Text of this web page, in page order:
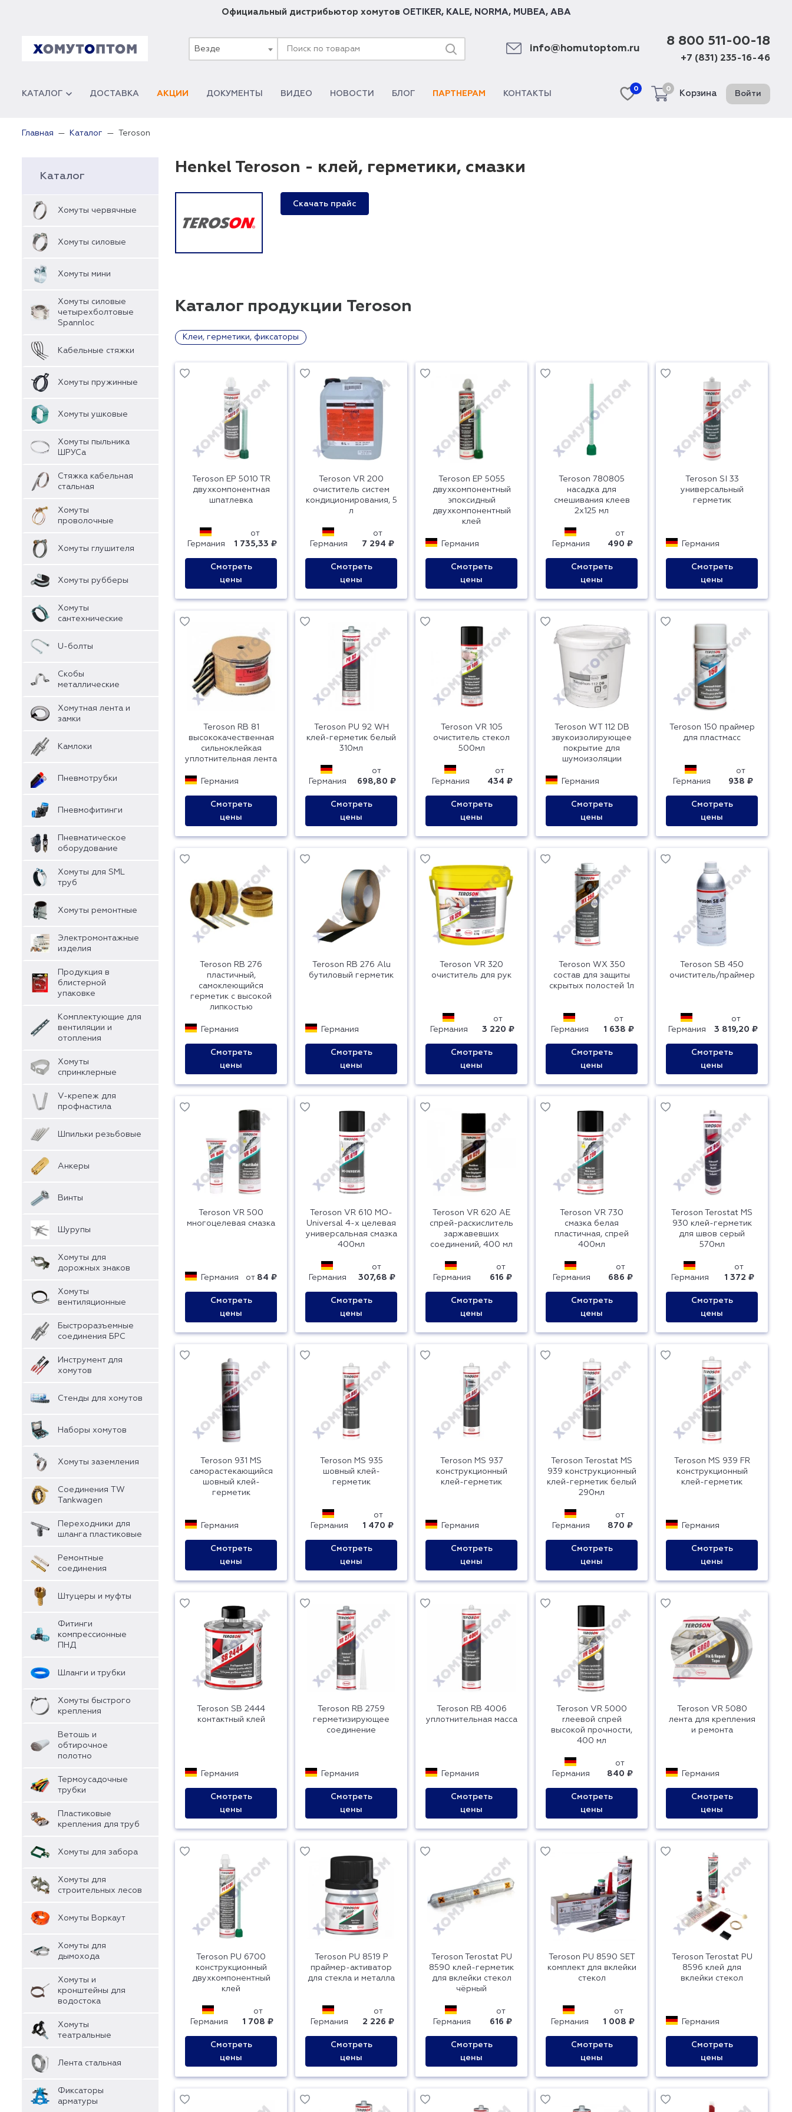
Официальный дистрибьютор хомутов OETIKER, KALE, NORMA, MUBEA, ABA
Везде info@homutoptom.ru
8 800 511-00-18
+7 (831) 235-16-46
КАТАЛОГ ДОСТАВКА АКЦИИ ДОКУМЕНТЫ ВИДЕО НОВОСТИ БЛОГ ПАРТНЕРАМ КОНТАКТЫ
0 0
Корзина Войти
Главная Каталог Teroson
Каталог
Хомуты червячные
Хомуты силовые
Хомуты мини
Хомуты силовые
четырехболтовые
Spannloc
Кабельные стяжки
Хомуты пружинные
Хомуты ушковые
Хомуты пыльника
ШРУСа
Стяжка кабельная
стальная
Хомуты
проволочные
Хомуты глушителя
Хомуты рубберы
Хомуты
сантехнические
U-болты
Скобы
металлические
Хомутная лента и
замки
Камлоки
Пневмотрубки
Пневмофитинги
Пневматическое
оборудование
Хомуты для SML
труб
Хомуты ремонтные
Электромонтажные
изделия
Продукция в
блистерной
упаковке
Комплектующие для
вентиляции и
отопления
Хомуты
спринклерные
V-крепеж для
профнастила
Шпильки резьбовые
Анкеры
Винты
Шурупы
Хомуты для
дорожных знаков
Хомуты
вентиляционные
Быстроразъемные
соединения БРС
Инструмент для
хомутов
Стенды для хомутов
Наборы хомутов
Хомуты заземления
Соединения TW
Tankwagen
Переходники для
шланга пластиковые
Ремонтные
соединения
Штуцеры и муфты
Фитинги
компрессионные
ПНД
Шланги и трубки
Хомуты быстрого
крепления
Ветошь и
обтирочное
полотно
Термоусадочные
трубки
Пластиковые
крепления для труб
Хомуты для забора
Хомуты для
строительных лесов
Хомуты Воркаут
Хомуты для
дымохода
Хомуты и
кронштейны для
водостока
Хомуты
театральные
Лента стальная
Фиксаторы
арматуры
Henkel Teroson - клей, герметики, смазки
Скачать прайс
Каталог продукции Teroson
Клеи, герметики, фиксаторы
Teroson EP 5010 TR
двухкомпонентная
шпатлевка
Германия
от
1 735,33 ₽
Смотреть
цены
Teroson VR 200
очиститель систем
кондиционирования, 5
л
Германия
от
7 294 ₽
Смотреть
цены
Teroson EP 5055
двухкомпонентный
эпоксидный
двухкомпонентный
клей
Германия
Смотреть
цены
Teroson 780805
насадка для
смешивания клеев
2x125 мл
Германия
от
490 ₽
Смотреть
цены
Teroson SI 33
универсальный
герметик
Германия
Смотреть
цены
Teroson RB 81
высококачественная
сильноклейкая
уплотнительная лента
Германия
Смотреть
цены
Teroson PU 92 WH
клей-герметик белый
310мл
Германия
от
698,80 ₽
Смотреть
цены
Teroson VR 105
очиститель стекол
500мл
Германия
от
434 ₽
Смотреть
цены
Teroson WT 112 DB
звукоизолирующее
покрытие для
шумоизоляции
Германия
Смотреть
цены
Teroson 150 праймер
для пластмасс
Германия
от
938 ₽
Смотреть
цены
Teroson RB 276
пластичный,
самоклеющийся
герметик с высокой
липкостью
Германия
Смотреть
цены
Teroson RB 276 Alu
бутиловый герметик
Германия
Смотреть
цены
Teroson VR 320
очиститель для рук
Германия
от
3 220 ₽
Смотреть
цены
Teroson WX 350
состав для защиты
скрытых полостей 1л
Германия
от
1 638 ₽
Смотреть
цены
Teroson SB 450
очиститель/праймер
Германия
от
3 819,20 ₽
Смотреть
цены
Teroson VR 500
многоцелевая смазка
Германия от 84 ₽
Смотреть
цены
Teroson VR 610 MO-
Universal 4-х целевая
универсальная смазка
400мл
Германия
от
307,68 ₽
Смотреть
цены
Teroson VR 620 AE
спрей-раскислитель
заржавевших
соединений, 400 мл
Германия
от
616 ₽
Смотреть
цены
Teroson VR 730
смазка белая
пластичная, спрей
400мл
Германия
от
686 ₽
Смотреть
цены
Teroson Terostat MS
930 клей-герметик
для швов серый
570мл
Германия
от
1 372 ₽
Смотреть
цены
Teroson 931 MS
саморастекающийся
шовный клей-
герметик
Германия
Смотреть
цены
Teroson MS 935
шовный клей-
герметик
Германия
от
1 470 ₽
Смотреть
цены
Teroson MS 937
конструкционный
клей-герметик
Германия
Смотреть
цены
Teroson Terostat MS
939 конструкционный
клей-герметик белый
290мл
Германия
от
870 ₽
Смотреть
цены
Teroson MS 939 FR
конструкционный
клей-герметик
Германия
Смотреть
цены
Teroson SB 2444
контактный клей
Германия
Смотреть
цены
Teroson RB 2759
герметизирующее
соединение
Германия
Смотреть
цены
Teroson RB 4006
уплотнительная масса
Германия
Смотреть
цены
Teroson VR 5000
rлеевой спрей
высокой прочности,
400 мл
Германия
от
840 ₽
Смотреть
цены
Teroson VR 5080
лента для крепления
и ремонта
Германия
Смотреть
цены
Teroson PU 6700
конструкционный
двухкомпонентный
клей
Германия
от
1 708 ₽
Смотреть
цены
Teroson PU 8519 P
праймер-активатор
для стекла и металла
Германия
от
2 226 ₽
Смотреть
цены
Teroson Terostat PU
8590 клей-герметик
для вклейки стекол
чёрный
Германия
от
616 ₽
Смотреть
цены
Teroson PU 8590 SET
комплект для вклейки
стекол
Германия
от
1 008 ₽
Смотреть
цены
Teroson Terostat PU
8596 клей для
вклейки стекол
Германия
Смотреть
цены